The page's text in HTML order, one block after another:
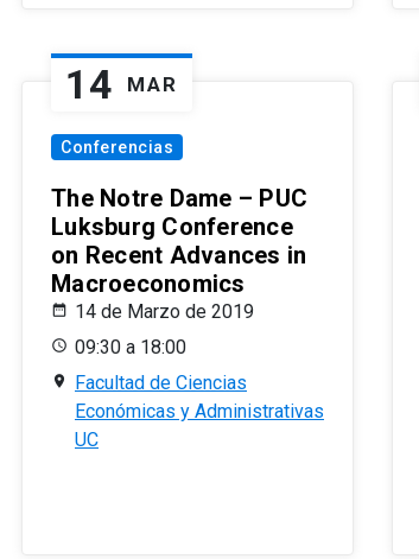
14 MAR
Conferencias
The Notre Dame – PUC
Luksburg Conference
on Recent Advances in
Macroeconomics
14 de Marzo de 2019
09:30 a 18:00
Facultad de Ciencias
Económicas y Administrativas
UC